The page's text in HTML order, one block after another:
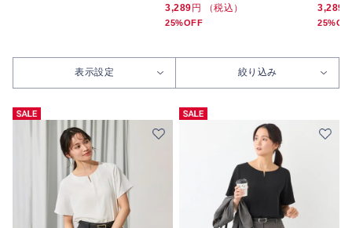
3,289 円 （税込）
25%OFF
3,289
表示設定 絞り込み